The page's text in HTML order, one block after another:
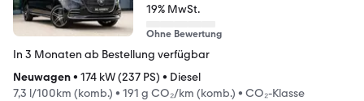
19% MwSt.
Ohne Bewertung
In 3 Monaten ab Bestellung verfügbar
Neuwagen• 174 kW (237 PS) • Diesel
7,3 l/100km (komb.) • 191 g CO₂/km (komb.) • CO₂-Klasse